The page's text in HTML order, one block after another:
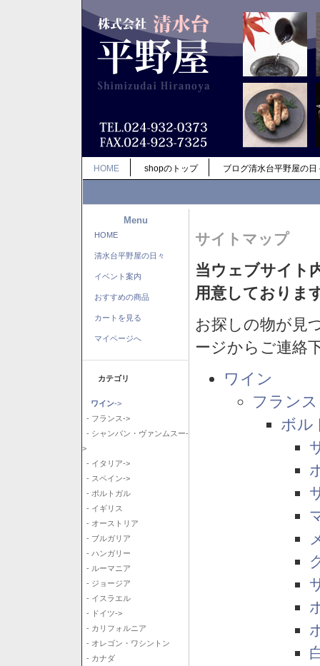
HOME shopのトップ ブログ清水台平野屋の日
Menu
HOME
清水台平野屋の日々
イベント案内
おすすめの商品
カートを見る
マイページへ
カテゴリ
ワイン->
- フランス->
- シャンパン・ヴァンムスー-
>
- イタリア->
- スペイン->
- ポルトガル
- イギリス
- オーストリア
- ブルガリア
- ハンガリー
- ルーマニア
- ジョージア
- イスラエル
- ドイツ->
- カリフォルニア
- オレゴン・ワシントン
- カナダ
サイトマップ
当ウェブサイト
用意しておりま
お探しの物が見
ージからご連絡
ワイン
フランス
ボル